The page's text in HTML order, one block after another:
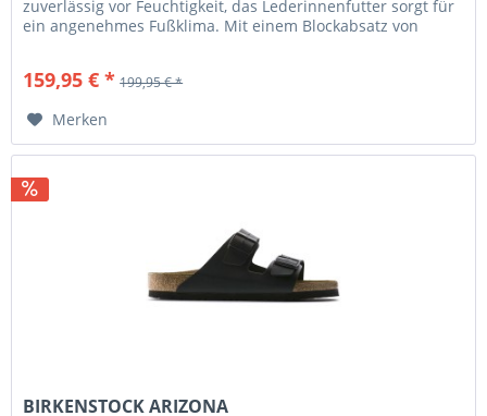
zuverlässig vor Feuchtigkeit, das Lederinnenfutter sorgt für
ein angenehmes Fußklima. Mit einem Blockabsatz von
159,95 € * 199,95 € *
Merken
BIRKENSTOCK ARIZONA